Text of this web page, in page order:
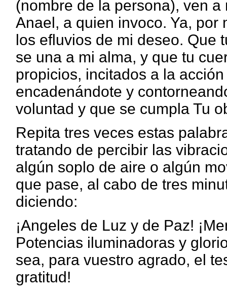
(nombre de la persona), ven
Anael, a quien invoco. Ya,
los efluvios de mi deseo. Que
se una a mi alma, y que tu
propicios, incitados a la
encadenándote y
voluntad y que se cumpla Tu
Repita tres veces estas
tratando de percibir las
algún soplo de aire o algún
que pase, al cabo de tres
diciendo:
¡Angeles de Luz y de Paz!
Potencias iluminadoras y
sea, para vuestro agrado, el
gratitud!